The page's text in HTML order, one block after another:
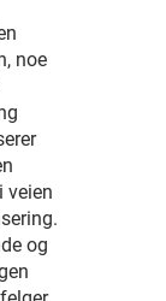
noe
veien
og